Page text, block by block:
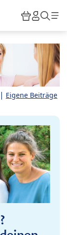
HiPP
| Eigene Beiträge